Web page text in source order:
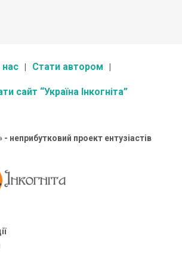
Стати автором
сайт “Україна Інкогніта”
- неприбутковий проект ентузіастів